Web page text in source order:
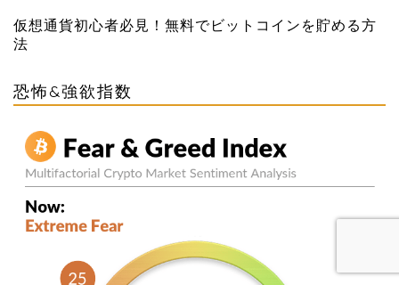
仮想通貨初心者必見！無料でビットコインを貯める方
法
恐怖&強欲指数